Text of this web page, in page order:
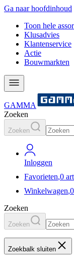
Ga naar hoofdinhoud
Toon hele
Klusadvies
Klantenservice
Actie
Bouwmarkten
GAMMA
Zoeken
Zoeken
Inloggen
Favorieten,0
Winkelwagen,
Zoeken
Zoeken
Zoekbalk sluiten